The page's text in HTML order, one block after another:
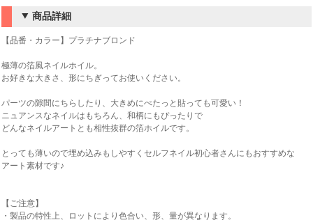
商品詳細
【品番・カラー】プラチナブロンド
極薄の箔風ネイルホイル。
お好きな大きさ、形にちぎってお使いください。
パーツの隙間にちらしたり、大きめにぺたっと貼っても可愛い！
ニュアンスなネイルはもちろん、和柄にもぴったりで
どんなネイルアートとも相性抜群の箔ホイルです。
とっても薄いので埋め込みもしやすくセルフネイル初心者さんにもおすすめな
アート素材です♪
【ご注意】
・製品の特性上、ロットにより色合い、形、量が異なります。